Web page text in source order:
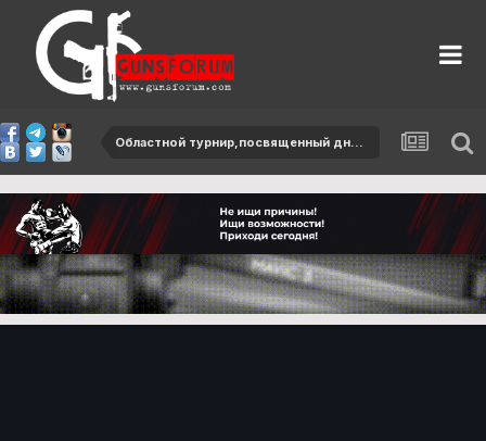
Областной турнир,посвященный дню защитников Отечества-2013